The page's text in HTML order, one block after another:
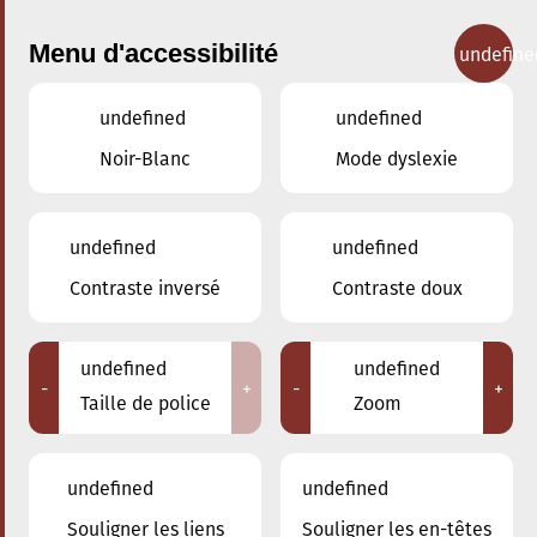
Concerts
Adresse
Menu d'accessibilité
undefined
Noir-Blanc
undefined
Mode dyslexie
undefined
Contraste inversé
undefined
Contraste doux
-
undefined
Taille de police
+ -
undefined
Zoom
+
undefined
Souligner les liens
undefined
Souligner les en-têtes